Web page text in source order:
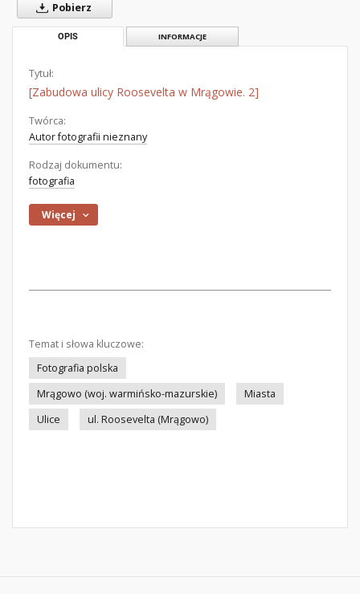
Pobierz
OPIS INFORMACJE
Tytuł:
[Zabudowa ulicy Roosevelta w Mrągowie. 2]
Twórca:
Autor fotografii nieznany
Rodzaj dokumentu:
fotografia
Więcej
Temat i słowa kluczowe:
Fotografia polska
Mrągowo (woj. warmińsko-mazurskie)
Miasta
Ulice
ul. Roosevelta (Mrągowo)